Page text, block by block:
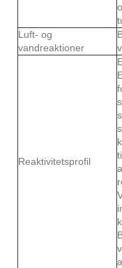
Luft- og
vandreaktioner
Reaktivitetsprofil